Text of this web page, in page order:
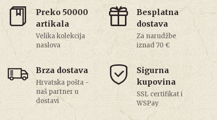
Preko 50000
artikala
Velika kolekcija
naslova
Besplatna
dostava
Za narudžbe
iznad 70 €
Brza dostava
Hrvatska pošta -
naš partner u
dostavi
Sigurna
kupovina
SSL certifikat i
WSPay